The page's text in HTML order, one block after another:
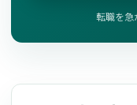
転職を急